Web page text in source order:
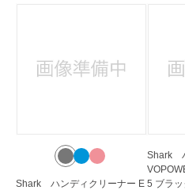
Shark ハンディクリーナー E
Shark
5 ブラ